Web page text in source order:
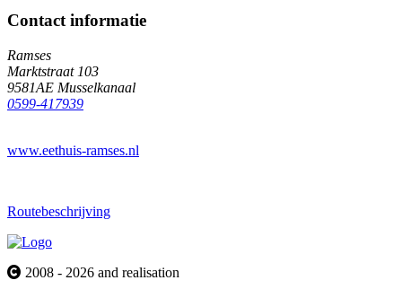
Contact informatie
Ramses
Marktstraat 103
9581AE Musselkanaal
0599-417939
www.eethuis-ramses.nl
Routebeschrijving
2008 - 2026 and realisation